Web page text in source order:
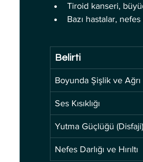
Tiroid kanseri,
Bazı hastalar, nefes
Belirti
Boyunda Şişlik ve Ağrı
Ses Kısıklığı
Yutma Güçlüğü (Disfaji)
Nefes Darlığı ve Hırıltı